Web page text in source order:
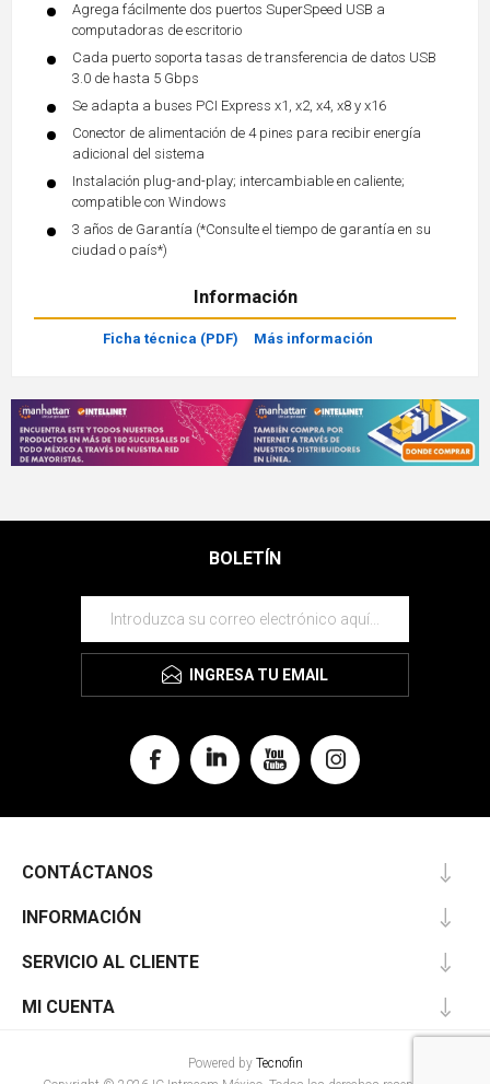
Agrega fácilmente dos puertos SuperSpeed USB a
computadoras de escritorio
Cada puerto soporta tasas de transferencia de datos USB
3.0 de hasta 5 Gbps
Se adapta a buses PCI Express x1, x2, x4, x8 y x16
Conector de alimentación de 4 pines para recibir energía
adicional del sistema
Instalación plug-and-play; intercambiable en caliente;
compatible con Windows
3 años de Garantía (*Consulte el tiempo de garantía en su
ciudad o país*)
Información
Ficha técnica (PDF) Más información
BOLETÍN
INGRESA TU EMAIL
CONTÁCTANOS
INFORMACIÓN
SERVICIO AL CLIENTE
MI CUENTA
Powered by Tecnofin